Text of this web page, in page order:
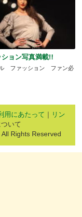
ション写真満載!!
ファッション ファン必
用にあたって ｜ リン
いて
Rights Reserved